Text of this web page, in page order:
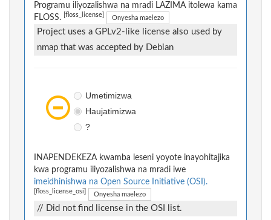
Programu iliyozalishwa na mradi LAZIMA itolewa kama
FLOSS.
[floss_license] Onyesha maelezo
Project uses a GPLv2-like license also used by
nmap that was accepted by Debian
Umetimizwa
Haujatimizwa
?
INAPENDEKEZA kwamba leseni yoyote inayohitajika
kwa programu iliyozalishwa na mradi iwe
imeidhinishwa na Open Source Initiative (OSI).
[floss_license_osi] Onyesha maelezo
// Did not find license in the OSI list.